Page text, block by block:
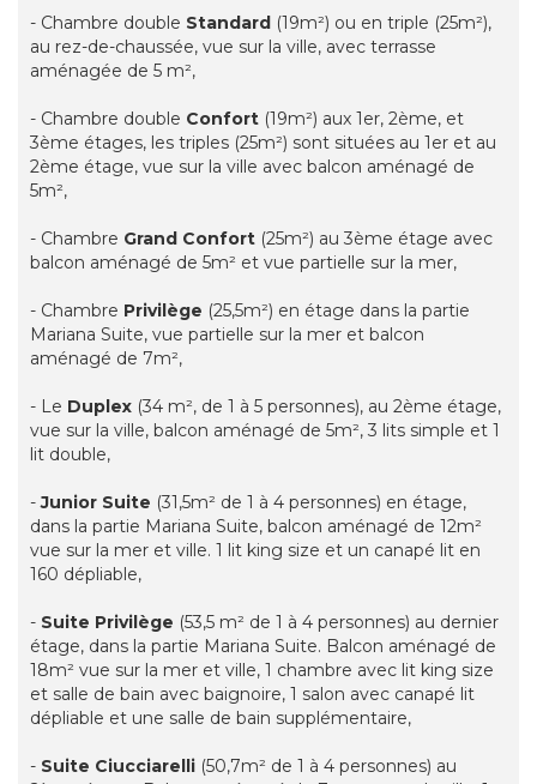
- Chambre double Standard (19m²) ou en triple (25m²),
au rez-de-chaussée, vue sur la ville, avec terrasse
aménagée de 5 m²,
- Chambre double Confort (19m²) aux 1er, 2ème, et
3ème étages, les triples (25m²) sont situées au 1er et au
2ème étage, vue sur la ville avec balcon aménagé de
5m²,
- Chambre Grand Confort (25m²) au 3ème étage avec
balcon aménagé de 5m² et vue partielle sur la mer,
- Chambre Privilège (25,5m²) en étage dans la partie
Mariana Suite, vue partielle sur la mer et balcon
aménagé de 7m²,
- Le Duplex (34 m², de 1 à 5 personnes), au 2ème étage,
vue sur la ville, balcon aménagé de 5m², 3 lits simple et 1
lit double,
-Junior Suite (31,5m² de 1 à 4 personnes) en étage,
dans la partie Mariana Suite, balcon aménagé de 12m²
vue sur la mer et ville. 1 lit king size et un canapé lit en
160 dépliable,
- Suite Privilège (53,5 m² de 1 à 4 personnes) au dernier
étage, dans la partie Mariana Suite. Balcon aménagé de
18m² vue sur la mer et ville, 1 chambre avec lit king size
et salle de bain avec baignoire, 1 salon avec canapé lit
dépliable et une salle de bain supplémentaire,
- Suite Ciucciarelli (50,7m² de 1 à 4 personnes) au